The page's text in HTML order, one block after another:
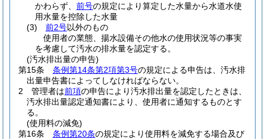
かわらず、 前号の規定により算定した水量から水道水使
用水量を控除した水量
(3)
前2号以外のもの
使用者の業態、揚水設備その他水の使用状況等の事実
を考慮して汚水の排水量を認定する。
(汚水排出量の申告)
第15条
条例第14条第2項第3号の規定による申告は、汚水排
出量申告書によってしなければならない。
2
管理者は前項の申告により汚水排出量を認定したときは、
汚水排出量認定通知書により、使用者に通知するものとす
る。
(使用料の減免)
第16条
条例第20条の規定により使用料を減免する場合及び